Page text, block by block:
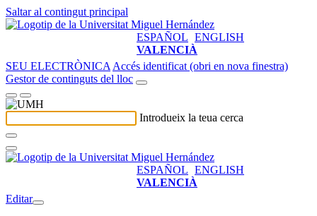
Saltar al contingut principal
ESPAÑOL ENGLISH
VALENCIÀ
SEU ELECTRÒNICA Accés identificat (obri en nova finestra)
Gestor de continguts del lloc
Introdueix la teua cerca
ESPAÑOL ENGLISH
VALENCIÀ
Editar